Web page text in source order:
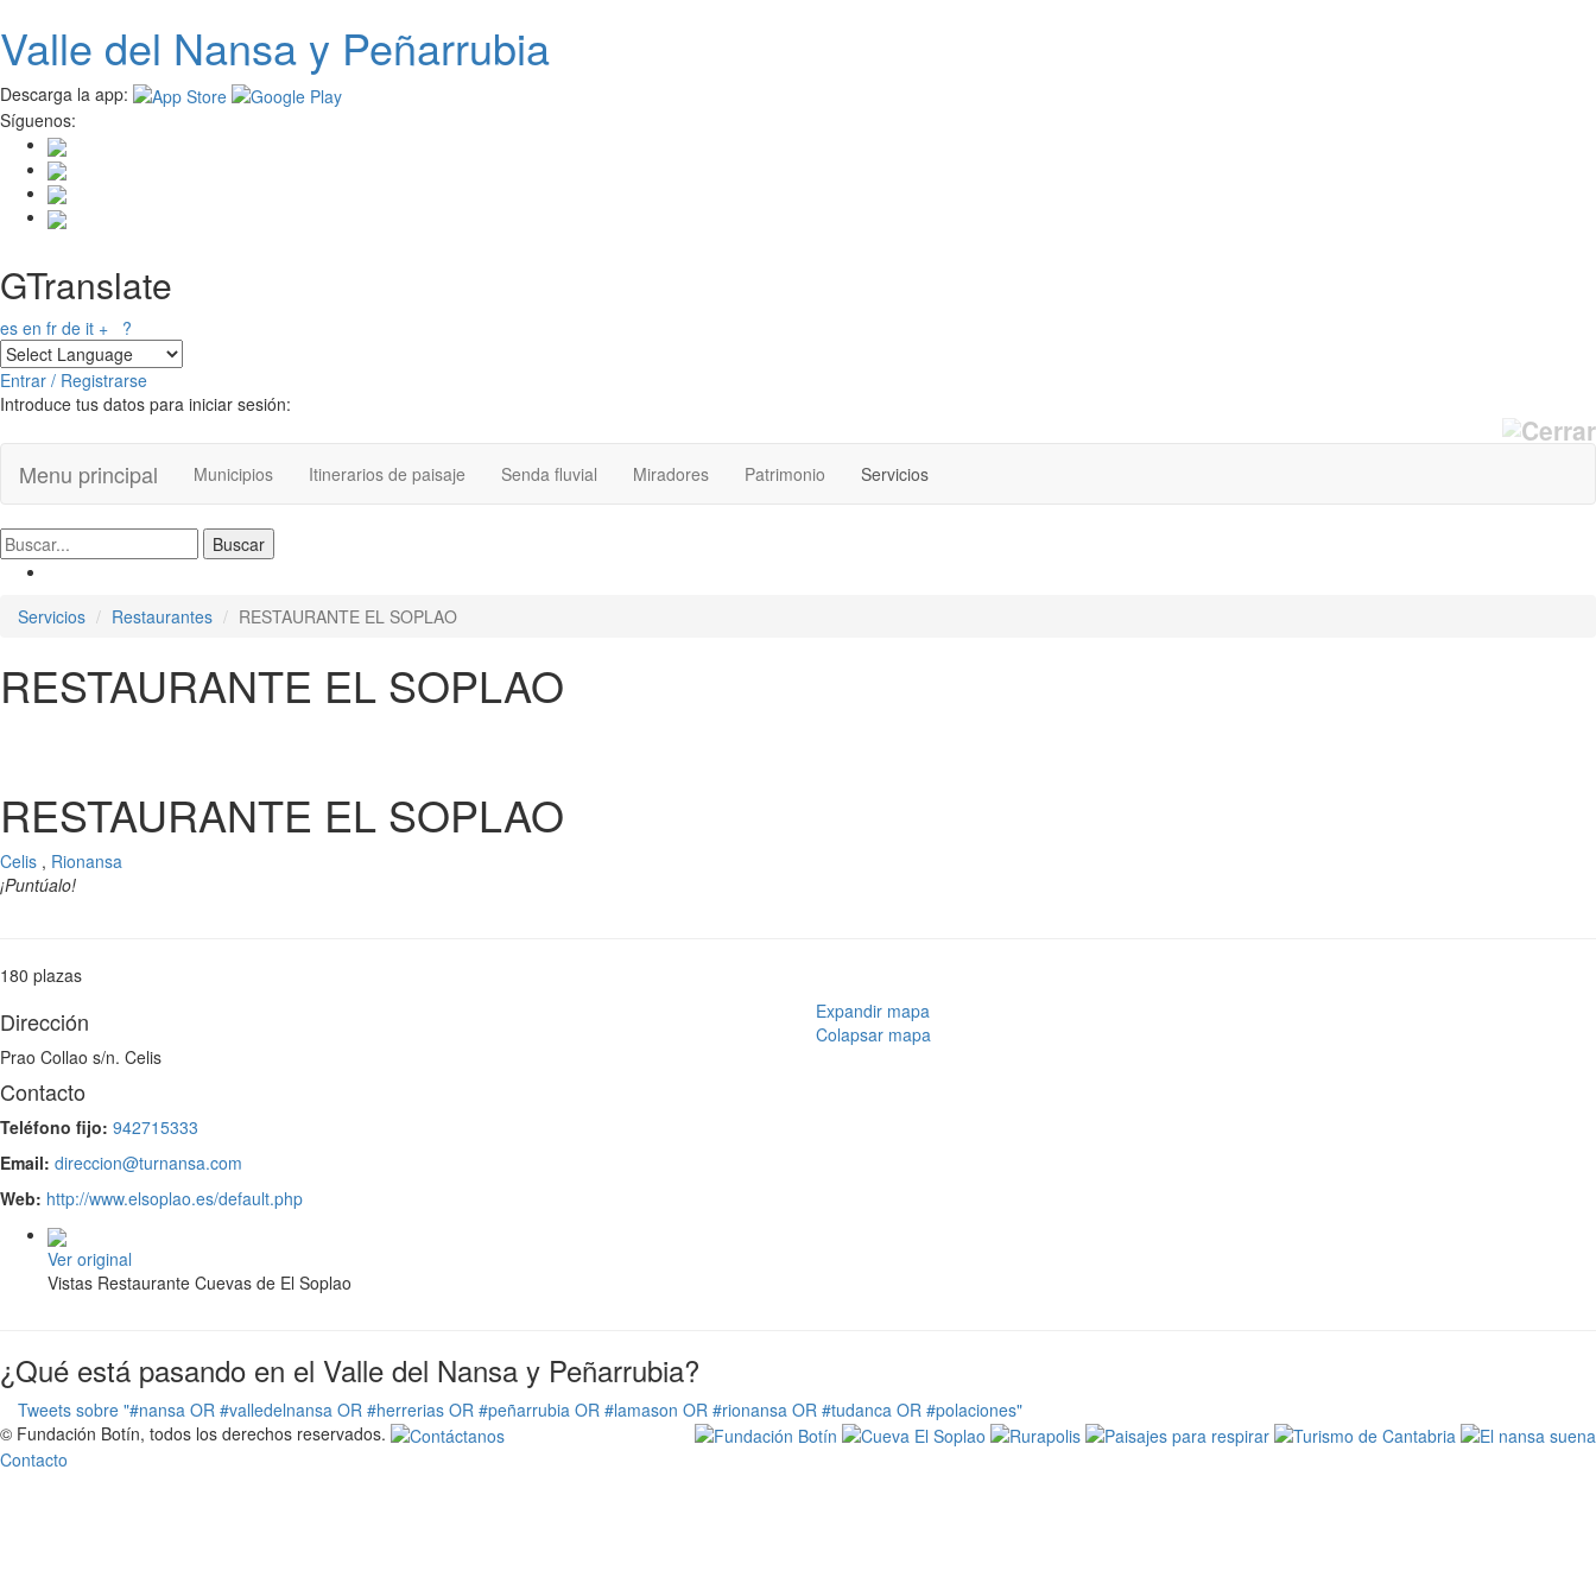
Pasar al contenido principal
Valle del Nansay Peñarrubia
Descarga la app:
Síguenos:
GTranslate
es en fr de it + ?
Entrar / Registrarse
Introduce tus datos para iniciar sesión:
Menu principal Municipios Itinerarios de paisaje Senda fluvial Miradores Patrimonio Servicios
Servicios Restaurantes RESTAURANTE EL SOPLAO
RESTAURANTE EL SOPLAO
RESTAURANTE EL SOPLAO
Celis , Rionansa
¡Puntúalo!
180 plazas
Dirección
Prao Collao s/n. Celis
Contacto
Teléfono fijo: 942715333
Email: direccion@turnansa.com
Web: http://www.elsoplao.es/default.php
Expandir mapa
Colapsar mapa
Ver original
Vistas Restaurante Cuevas de El Soplao
¿Qué está pasando en el Valle del Nansa y Peñarrubia?
Tweets sobre "#nansa OR #valledelnansa OR #herrerias OR #peñarrubia OR #lamason OR #rionansa OR #tudanca OR #polaciones"
© Fundación Botín, todos los derechos reservados.
Contacto